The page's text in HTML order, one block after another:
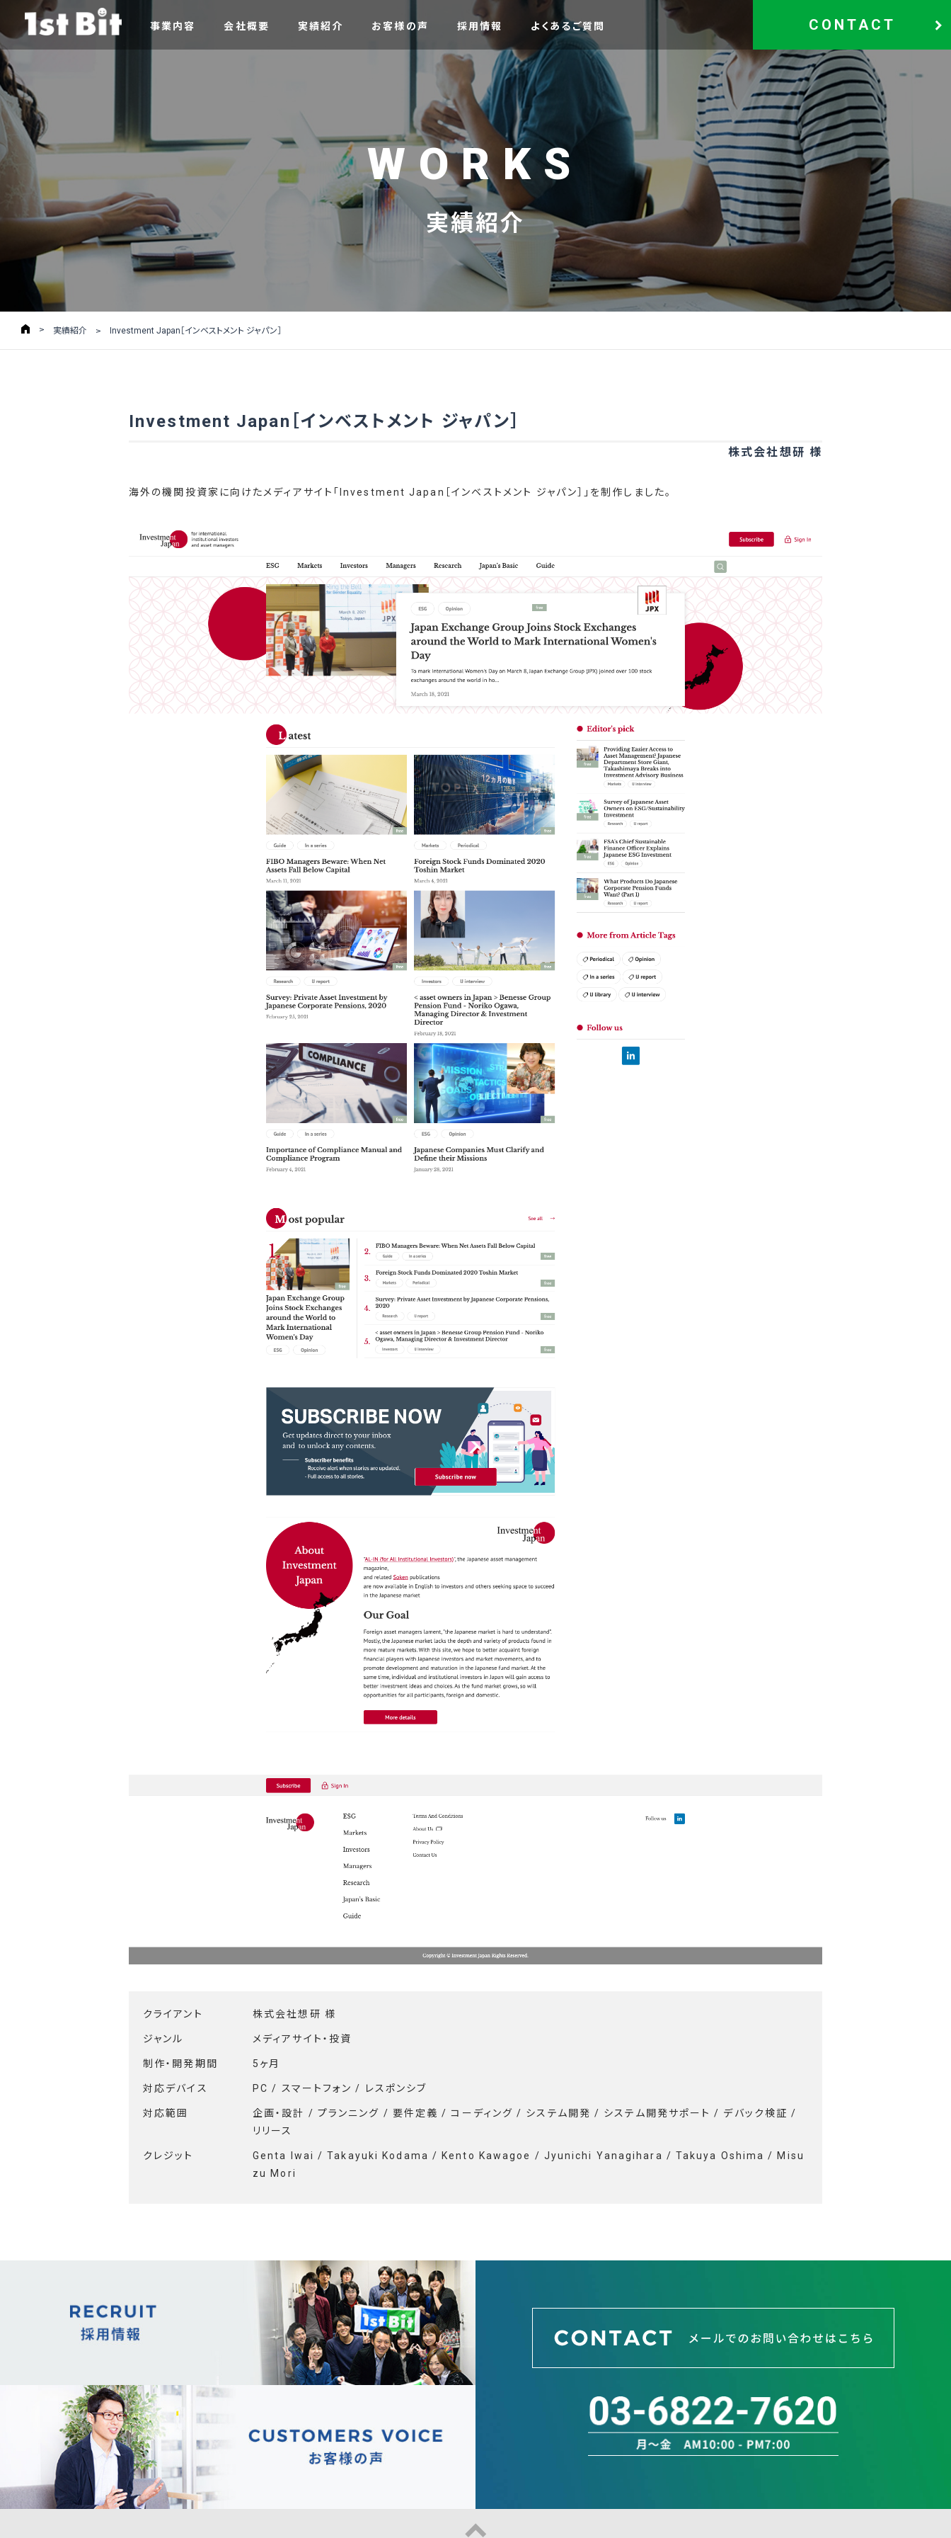
事業内容 会社概要 実績紹介 お客様の声 採用情報 よくあるご質問 CONTACT
WORKS
実績紹介
実績紹介 Investment Japan［インベストメント ジャパン］
Investment Japan［インベストメント ジャパン］
株式会社想研 様
海外の機関投資家に向けたメディアサイト「Investment Japan［インベストメント ジャパン］」を制作しました。
クライアント 株式会社想研 様
ジャンル メディアサイト・投資
制作・開発期間 5ヶ月
対応デバイス PC / スマートフォン / レスポンシブ
対応範囲
企画・設計 / プランニング / 要件定義 / コーディング / システム開発 / システム開発サポート / デバック検証 /
リリース
クレジット
Genta Iwai / Takayuki Kodama / Kento Kawagoe / Jyunichi Yanagihara / Takuya Oshima / Misu
zu Mori